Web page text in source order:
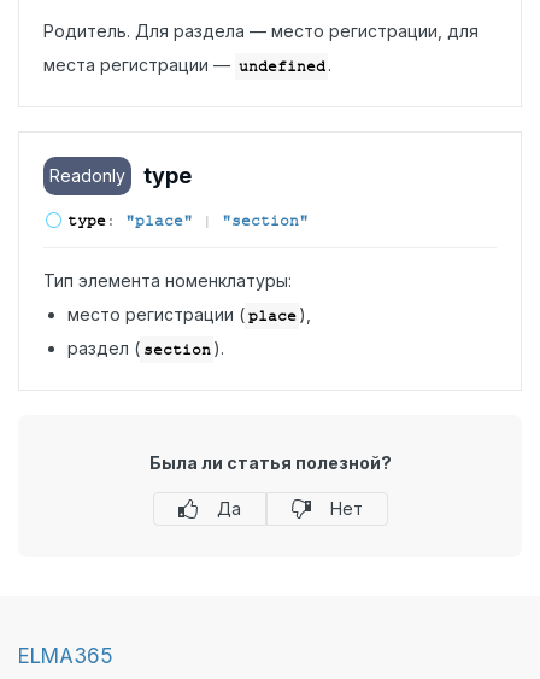
Родитель. Для раздела — место регистрации, для
места регистрации — undefined .
Readonly type
type: "place" | "section"
Тип элемента номенклатуры:
место регистрации (place ),
раздел ( section ).
Была ли статья полезной?
Да Нет
ELMA365